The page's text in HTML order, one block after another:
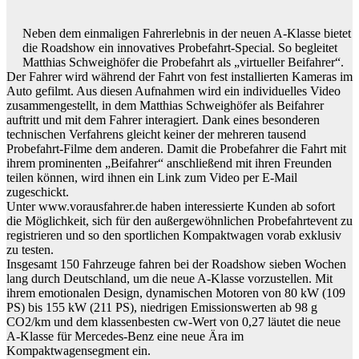
Neben dem einmaligen Fahrerlebnis in der neuen A-Klasse bietet
die Roadshow ein innovatives Probefahrt-Special. So begleitet
Matthias Schweighöfer die Probefahrt als „virtueller Beifahrer“.
Der Fahrer wird während der Fahrt von fest installierten Kameras im
Auto gefilmt. Aus diesen Aufnahmen wird ein individuelles Video
zusammengestellt, in dem Matthias Schweighöfer als Beifahrer
auftritt und mit dem Fahrer interagiert. Dank eines besonderen
technischen Verfahrens gleicht keiner der mehreren tausend
Probefahrt-Filme dem anderen. Damit die Probefahrer die Fahrt mit
ihrem prominenten „Beifahrer“ anschließend mit ihren Freunden
teilen können, wird ihnen ein Link zum Video per E-Mail
zugeschickt.
Unter www.vorausfahrer.de haben interessierte Kunden ab sofort
die Möglichkeit, sich für den außergewöhnlichen Probefahrtevent zu
registrieren und so den sportlichen Kompaktwagen vorab exklusiv
zu testen.
Insgesamt 150 Fahrzeuge fahren bei der Roadshow sieben Wochen
lang durch Deutschland, um die neue A-Klasse vorzustellen. Mit
ihrem emotionalen Design, dynamischen Motoren von 80 kW (109
PS) bis 155 kW (211 PS), niedrigen Emissionswerten ab 98 g
CO2/km und dem klassenbesten cw-Wert von 0,27 läutet die neue
A-Klasse für Mercedes-Benz eine neue Ära im
Kompaktwagensegment ein.